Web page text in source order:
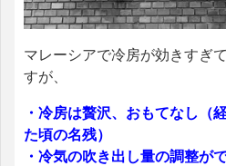
マレーシアで冷房が効きすぎ
すが、
・冷房は贅沢、おもてなし（
た頃の名残）
・冷気の吹き出し量の調整が